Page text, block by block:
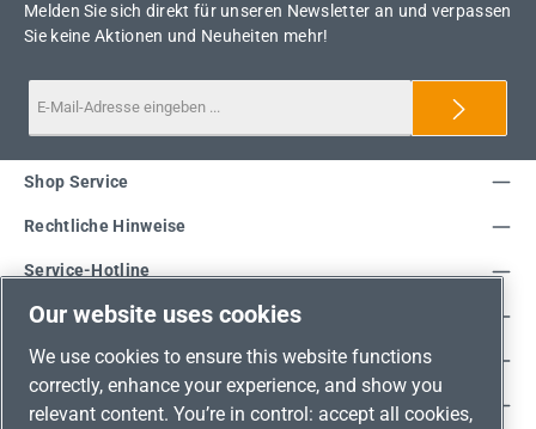
Melden Sie sich direkt für unseren Newsletter an und verpassen
Sie keine Aktionen und Neuheiten mehr!
Service-Hotline
Shop Service
Rechtliche Hinweise
Unsere Vorteile
Versandarten
Zahlungsarten
Our website uses cookies
We use cookies to ensure this website functions
correctly, enhance your experience, and show you
relevant content. You’re in control: accept all cookies,